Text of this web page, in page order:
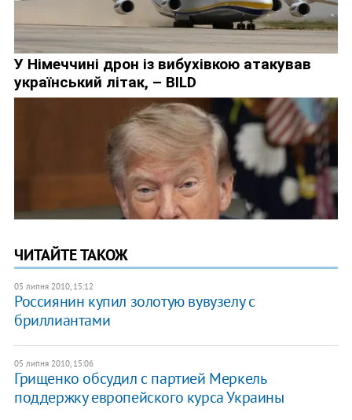
ЧИТАЙТЕ ТАКОЖ
05 липня 2010, 15:12
Россиянин купил золотую вувузелу с
бриллиантами
05 липня 2010, 15:06
Грищенко обсудил с партией Меркель
поддержку европейского курса Украины